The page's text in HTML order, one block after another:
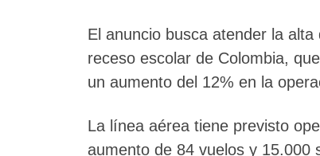
El anuncio busca atender la
receso escolar de Colombia,
un aumento del 12% en la
La línea aérea tiene previsto
aumento de 84 vuelos y 15.000